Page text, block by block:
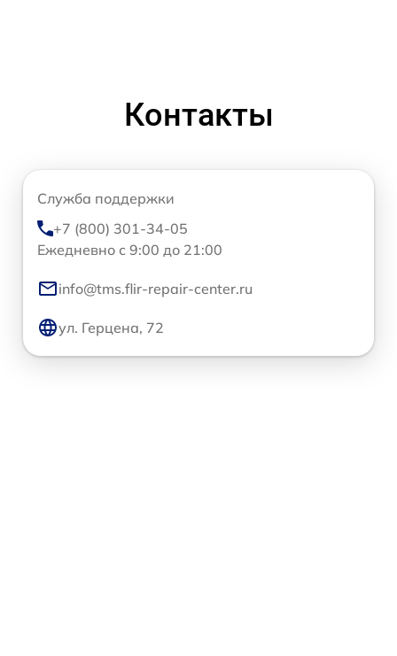
Контакты
Служба поддержки
+7 (800) 301-34-05
Ежедневно с 9:00 до 21:00
info@tms.flir-repair-center.ru
ул. Герцена, 72